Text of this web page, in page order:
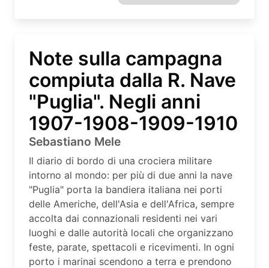
Note sulla campagna
compiuta dalla R. Nave
"Puglia". Negli anni
1907-1908-1909-1910
Sebastiano Mele
Il diario di bordo di una crociera militare
intorno al mondo: per più di due anni la nave
"Puglia" porta la bandiera italiana nei porti
delle Americhe, dell'Asia e dell'Africa, sempre
accolta dai connazionali residenti nei vari
luoghi e dalle autorità locali che organizzano
feste, parate, spettacoli e ricevimenti. In ogni
porto i marinai scendono a terra e prendono